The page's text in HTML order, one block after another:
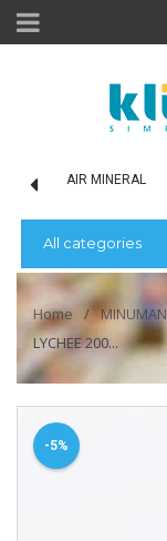
AIR MINERAL
All categories
Home / MINUMAN
LYCHEE 200...
-5%